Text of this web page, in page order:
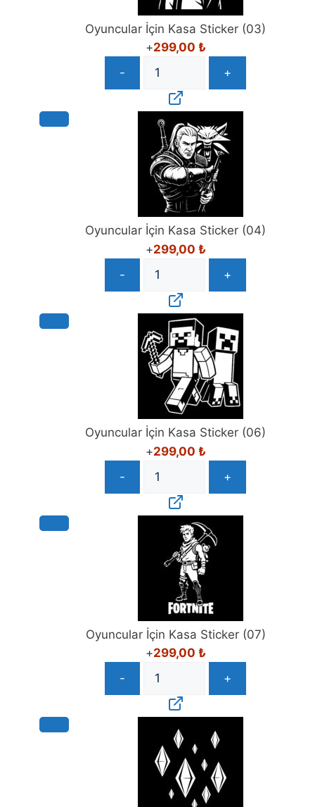
Oyuncular İçin Kasa Sticker (03)
+299,00 ₺
-
+
Oyuncular İçin Kasa Sticker (04)
+299,00 ₺
-
+
Oyuncular İçin Kasa Sticker (06)
+299,00 ₺
-
+
Oyuncular İçin Kasa Sticker (07)
+299,00 ₺
-
+